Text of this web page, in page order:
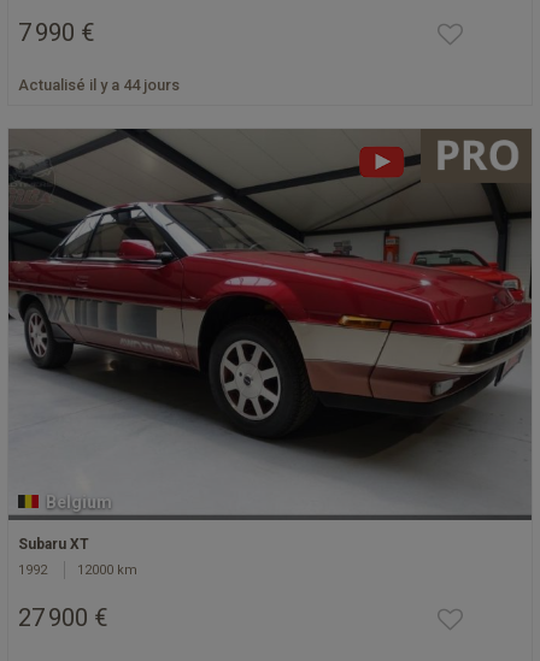
7 990 €
Actualisé il y a 44 jours
Belgium
Subaru XT
1992 12000 km
27 900 €